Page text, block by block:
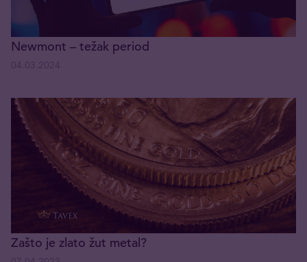
Newmont – težak period
Zašto je zlato žut metal?